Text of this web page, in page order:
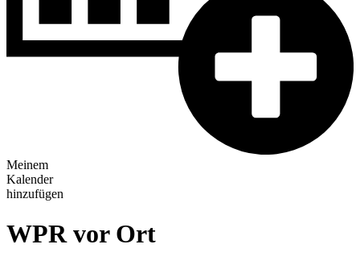
Meinem
Kalender
hinzufügen
WPR vor Ort